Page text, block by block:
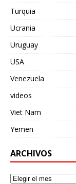
Turquia
Ucrania
Uruguay
USA
Venezuela
videos
Viet Nam
Yemen
ARCHIVOS